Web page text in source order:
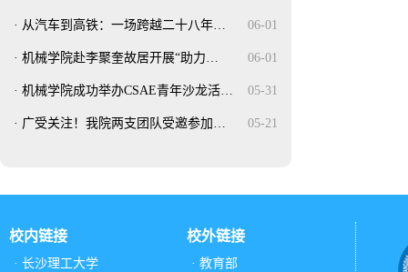
06-01
· 从汽车到高铁：一场跨越二十八年…
06-01
· 机械学院赴李聚奎故居开展“助力…
05-31
· 机械学院成功举办CSAE青年沙龙活…
05-21
· 广受关注！我院两支团队受邀参加…
校内链接
· 长沙理工大学
校外链接
· 教育部